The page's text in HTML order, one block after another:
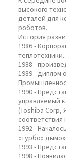
высокого
деталей для
роботов.
История
1986 -
теплотехники.
1988 -
1989 - диплом
1990 -
управляемый
(Toshiba
соответствия
1992 -
«турбо»
1993 -
1998 -